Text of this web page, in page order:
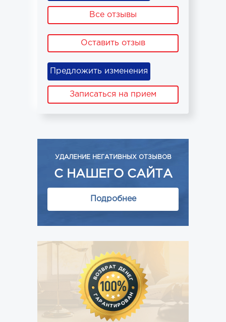
Все отзывы
Оставить отзыв
Предложить изменения
Записаться на прием
УДАЛЕНИЕ НЕГАТИВНЫХ ОТЗЫВОВ
С НАШЕГО САЙТА
Подробнее